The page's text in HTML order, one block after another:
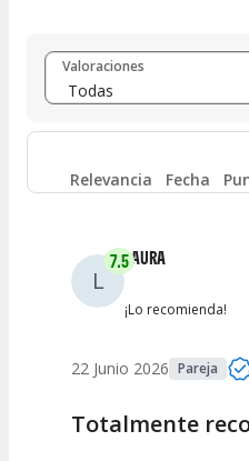
Entre 8 y 10 (4)
Entre 6 y 8 (1)
Entre 4 y 6 0
Entre 0 y 2
Valoraciones
Relevancia Fecha
L
7.5LAURA
¡Lo recomienda!
22 Junio 2026 Pareja
Totalmente